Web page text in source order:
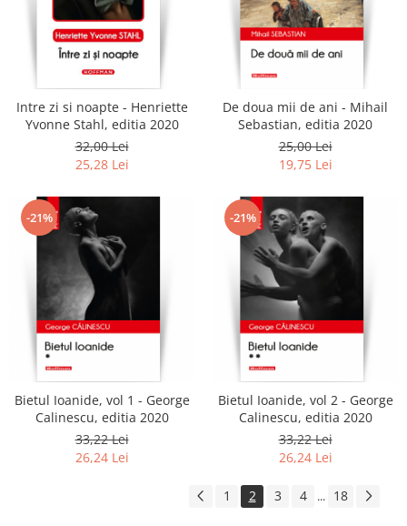
Intre zi si noapte - Henriette
Yvonne Stahl, editia 2020
32,00 Lei
25,28 Lei
De doua mii de ani - Mihail
Sebastian, editia 2020
25,00 Lei
19,75 Lei
-21%
Bietul Ioanide, vol 1 - George
Calinescu, editia 2020
33,22 Lei
26,24 Lei
-21%
Bietul Ioanide, vol 2 - George
Calinescu, editia 2020
33,22 Lei
26,24 Lei
1 2 3 4 ... 18